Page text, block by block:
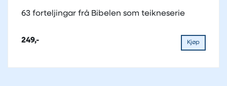
63 forteljingar frå Bibelen som teikneserie
249,- Kjøp